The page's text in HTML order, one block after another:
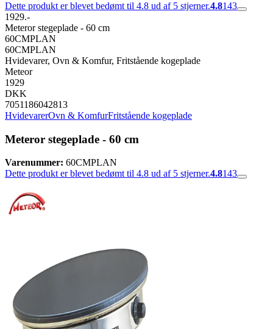
Dette produkt er blevet bedømt til 4.8 ud af 5 stjerner.4.8143
1929.-
Meteror stegeplade - 60 cm
60CMPLAN
60CMPLAN
Hvidevarer, Ovn & Komfur, Fritstående kogeplade
Meteor
1929
DKK
7051186042813
HvidevarerOvn & KomfurFritstående kogeplade
Meteror stegeplade - 60 cm
Varenummer: 60CMPLAN
Dette produkt er blevet bedømt til 4.8 ud af 5 stjerner.4.8143